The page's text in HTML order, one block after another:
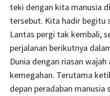
teki dengan kita manusia
tersebut. Kita hadir begitu
Lantas pergi tak kembali,
perjalanan berikutnya
Dunia dengan riasan
kemegahan. Terutama
depan peradaban manusia